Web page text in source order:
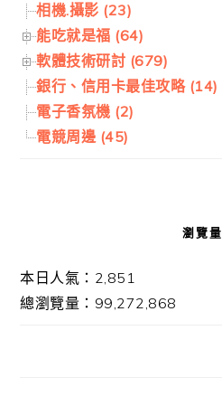
相機.攝影 (23)
能吃就是福 (64)
軟體技術研討 (679)
銀行、信用卡最佳攻略 (14)
電子香氛機 (2)
電競周邊 (45)
瀏覽量
本日人氣：2,851
總瀏覽量：99,272,868